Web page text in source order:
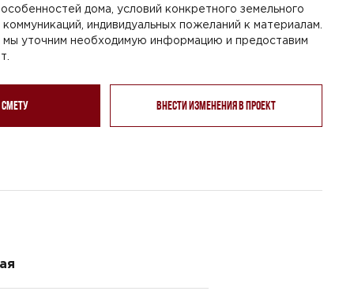
дома, условий конкретного земельного
коммуникаций, индивидуальных пожеланий к материалам.
мы уточним необходимую информацию и предоставим
смету Внести изменения в проект